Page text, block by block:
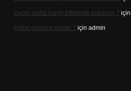
Demir sülfat hangi bitkilerde kullanılır ? için
Hilkat garibesi kimdir ? için admin